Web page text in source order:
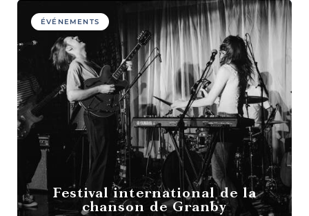
ÉVÉNEMENTS
Festival international de la
chanson de Granby